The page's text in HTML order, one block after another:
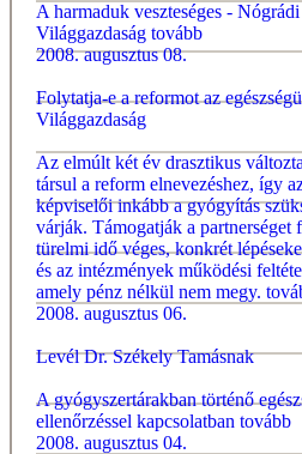
A harmaduk veszteséges -
Világgazdaság tovább
2008. augusztus 08.
Folytatja-e a reformot az
Világgazdaság
Az elmúlt két év drasztikus
társul a reform elnevezéshez, így
képviselői inkább a gyógyítás
várják. Támogatják a partnerséget
türelmi idő véges, konkrét
és az intézmények működési
amely pénz nélkül nem megy.
2008. augusztus 06.
Levél Dr. Székely Tamásnak
A gyógyszertárakban történő
ellenőrzéssel kapcsolatban tovább
2008. augusztus 04.